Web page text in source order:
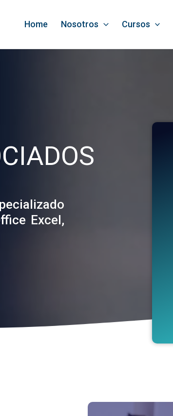
Home Nosotros Cursos
Excel,